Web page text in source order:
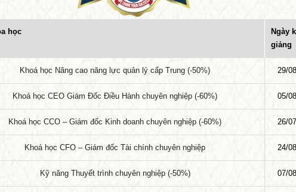
thách thức & đón vận hội.
trình đăng ký tham gia hội thảo
nhận được các ưu đãi …
Khóa học cho Nhà Khởi Nghiệp Hiệu Quả
– Chương trình đào tạo ĐẶC BIỆT dành
cho các cá nhân mong muốn khởi nghiệp
hiệu quả và chuyên nghiệp. Khóa học
khởi nghiệp – Điều hành doanh nghiệp
khởi nghiệp – Kỹ năng xử lý …
học
Ngày
giảng
Khoá học Nâng cao năng lực quản lý cấp Trung (-50%) 29/
Khoá học CEO Giám Đốc Điều Hành chuyên nghiệp (-60%) 05/
Khoá học CCO – Giám đốc Kinh doanh chuyên nghiệp (-60%) 26/
Khoá học CFO – Giám đốc Tài chính chuyên nghiệp 24/
Kỹ năng Thuyết trình chuyên nghiệp (-50%) 07/